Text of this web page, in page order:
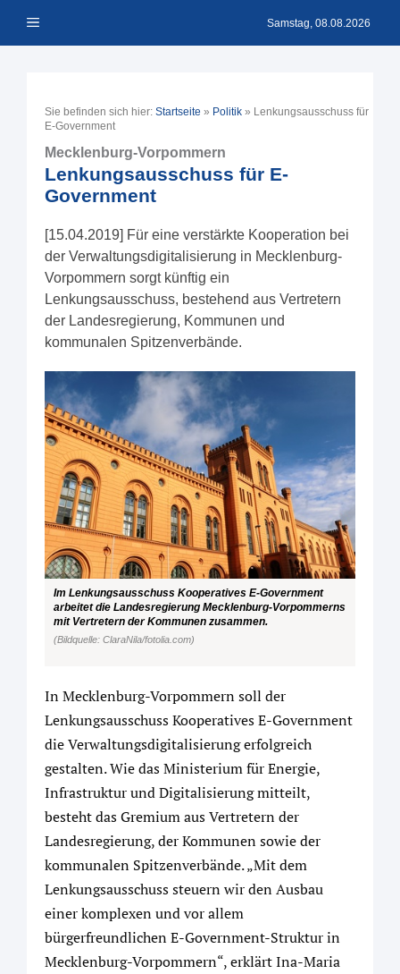
Inhalt Menü Samstag, 08.08.2026
Sie befinden sich hier: Startseite » Politik » Lenkungsausschuss für
E-Government
Mecklenburg-Vorpommern
Lenkungsausschuss für E-
Government
[15.04.2019] Für eine verstärkte Kooperation bei
der Verwaltungsdigitalisierung in Mecklenburg-
Vorpommern sorgt künftig ein
Lenkungsausschuss, bestehend aus Vertretern
der Landesregierung, Kommunen und
kommunalen Spitzenverbände.
Im Lenkungsausschuss Kooperatives E-Government
arbeitet die Landesregierung Mecklenburg-Vorpommerns
mit Vertretern der Kommunen zusammen.
(Bildquelle: ClaraNila/fotolia.com)
In Mecklenburg-Vorpommern soll der
Lenkungsausschuss Kooperatives E-Government
die Verwaltungsdigitalisierung erfolgreich
gestalten. Wie das Ministerium für Energie,
Infrastruktur und Digitalisierung mitteilt,
besteht das Gremium aus Vertretern der
Landesregierung, der Kommunen sowie der
kommunalen Spitzenverbände. „Mit dem
Lenkungsausschuss steuern wir den Ausbau
einer komplexen und vor allem
bürgerfreundlichen E-Government-Struktur in
Mecklenburg-Vorpommern“, erklärt Ina-Maria